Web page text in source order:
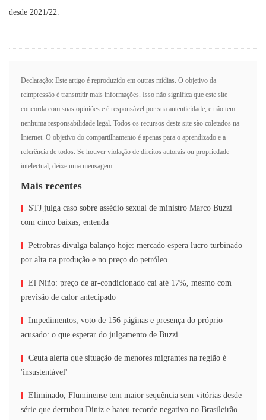
desde 2021/22.
Declaração: Este artigo é reproduzido em outras mídias. O objetivo da
reimpressão é transmitir mais informações. Isso não significa que este site
concorda com suas opiniões e é responsável por sua autenticidade, e não tem
nenhuma responsabilidade legal. Todos os recursos deste site são coletados na
Internet. O objetivo do compartilhamento é apenas para o aprendizado e a
referência de todos. Se houver violação de direitos autorais ou propriedade
intelectual, deixe uma mensagem.
Mais recentes
STJ julga caso sobre assédio sexual de ministro Marco Buzzi
com cinco baixas; entenda
Petrobras divulga balanço hoje: mercado espera lucro turbinado
por alta na produção e no preço do petróleo
El Niño: preço de ar-condicionado cai até 17%, mesmo com
previsão de calor antecipado
Impedimentos, voto de 156 páginas e presença do próprio
acusado: o que esperar do julgamento de Buzzi
Ceuta alerta que situação de menores migrantes na região é
'insustentável'
Eliminado, Fluminense tem maior sequência sem vitórias desde
série que derrubou Diniz e bateu recorde negativo no Brasileirão